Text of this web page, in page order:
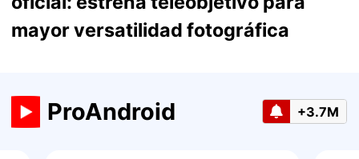
mayor versatilidad fotográfica
ProAndroid +3.7M